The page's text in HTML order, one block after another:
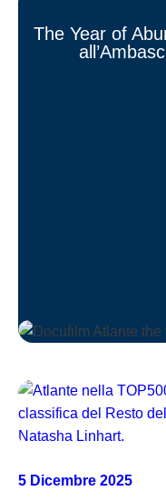
The Year of
5 Dicembre 2025